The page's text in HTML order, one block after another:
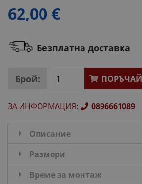
62,00 €
Безплатна доставка
Брой: ПОРЪЧАЙ
ЗА ИНФОРМАЦИЯ: 0896661089
Описание
Размери
Време за монтаж